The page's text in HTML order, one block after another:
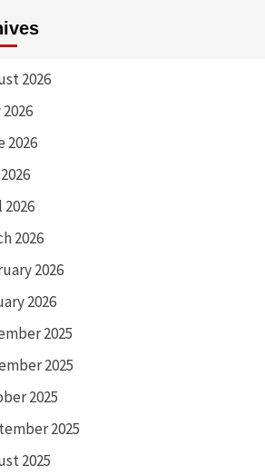
2026
2026
2026
2026
2026
2025
2025
2025
2025
2025